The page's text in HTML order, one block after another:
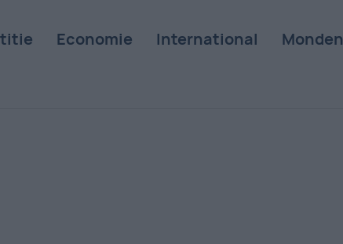
Economie International Monden